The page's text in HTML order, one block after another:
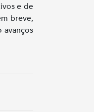
e de
breve,
avanços